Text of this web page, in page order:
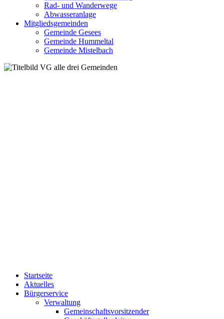
Rad- und Wanderwege
Abwasseranlage
Mitgliedsgemeinden
Gemeinde Gesees
Gemeinde Hummeltal
Gemeinde Mistelbach
Startseite
Aktuelles
Bürgerservice
Verwaltung
Gemeinschaftsvorsitzender